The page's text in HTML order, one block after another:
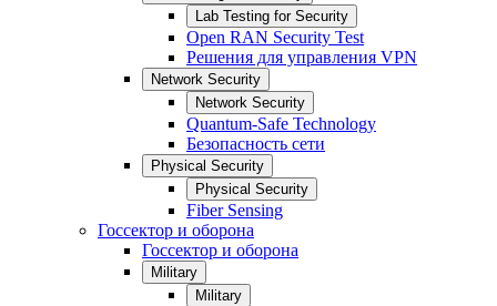
Lab Testing for Security
Open RAN Security Test
Решения для управления VPN
Network Security
Network Security
Quantum-Safe Technology
Безопасность сети
Physical Security
Physical Security
Fiber Sensing
Госсектор и оборона
Госсектор и оборона
Military
Military